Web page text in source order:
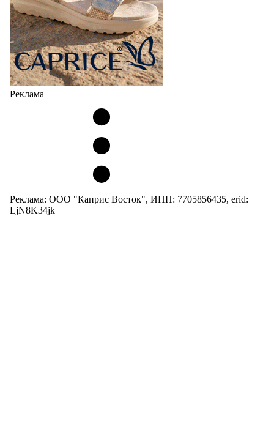
Реклама
Реклама: ООО "Каприс Восток", ИНН: 7705856435, erid:
LjN8K34jk